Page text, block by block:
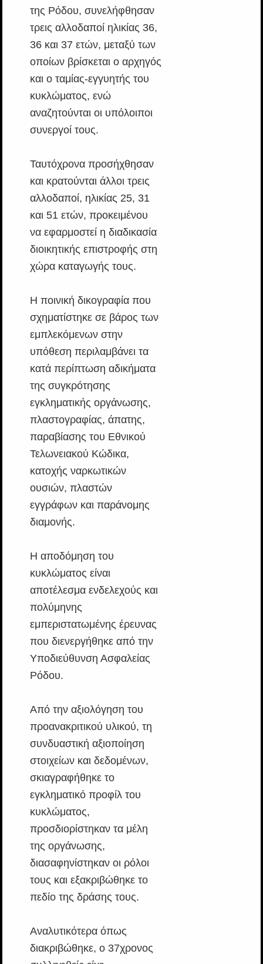
της Ρόδου, συνελήφθησαν
τρεις αλλοδαποί ηλικίας 36,
36 και 37 ετών, μεταξύ των
οποίων βρίσκεται ο αρχηγός
και ο ταμίας-εγγυητής του
κυκλώματος, ενώ
αναζητούνται οι υπόλοιποι
συνεργοί τους.
Ταυτόχρονα προσήχθησαν
και κρατούνται άλλοι τρεις
αλλοδαποί, ηλικίας 25, 31
και 51 ετών, προκειμένου
να εφαρμοστεί η διαδικασία
διοικητικής επιστροφής στη
χώρα καταγωγής τους.
Η ποινική δικογραφία που
σχηματίστηκε σε βάρος των
εμπλεκόμενων στην
υπόθεση περιλαμβάνει τα
κατά περίπτωση αδικήματα
της συγκρότησης
εγκληματικής οργάνωσης,
πλαστογραφίας, άπατης,
παραβίασης του Εθνικού
Τελωνειακού Κώδικα,
κατοχής ναρκωτικών
ουσιών, πλαστών
εγγράφων και παράνομης
διαμονής.
Η αποδόμηση του
κυκλώματος είναι
αποτέλεσμα ενδελεχούς και
πολύμηνης
εμπεριστατωμένης έρευνας
που διενεργήθηκε από την
Υποδιεύθυνση Ασφαλείας
Ρόδου.
Από την αξιολόγηση του
προανακριτικού υλικού, τη
συνδυαστική αξιοποίηση
στοιχείων και δεδομένων,
σκιαγραφήθηκε το
εγκληματικό προφίλ του
κυκλώματος,
προσδιορίστηκαν τα μέλη
της οργάνωσης,
διασαφηνίστηκαν οι ρόλοι
τους και εξακριβώθηκε το
πεδίο της δράσης τους.
Αναλυτικότερα όπως
διακριβώθηκε, ο 37χρονος